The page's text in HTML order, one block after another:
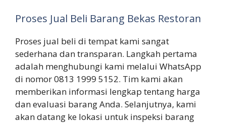
Proses Jual Beli Barang Bekas Restoran
Proses jual beli di tempat kami sangat
sederhana dan transparan. Langkah pertama
adalah menghubungi kami melalui WhatsApp
di nomor 0813 1999 5152. Tim kami akan
memberikan informasi lengkap tentang harga
dan evaluasi barang Anda. Selanjutnya, kami
akan datang ke lokasi untuk inspeksi barang